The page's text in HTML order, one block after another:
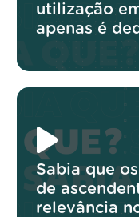
utilização
apenas é
Sabia que
de
relevância